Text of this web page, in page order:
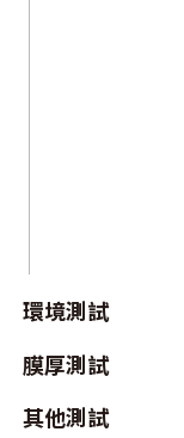
環境測試
膜厚測試
其他測試